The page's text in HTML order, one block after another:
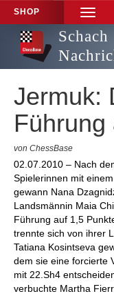
SHOP
TOGGLE
Schach
Jermuk:
Führung
von ChessBase
02.07.2010 – Nach
Spielerinnen mit
gewann Nana
Landsmännin Maia
Führung auf 1,5
trennte sich von ihrer
Tatiana Kosintseva
dem sie eine forcierte
mit 22.Sh4
verbuchte Martha